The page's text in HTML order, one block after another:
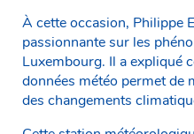
À cette occasion, Philippe
passionnante sur les
Luxembourg. Il a expliqué
données météo permet de
des changements